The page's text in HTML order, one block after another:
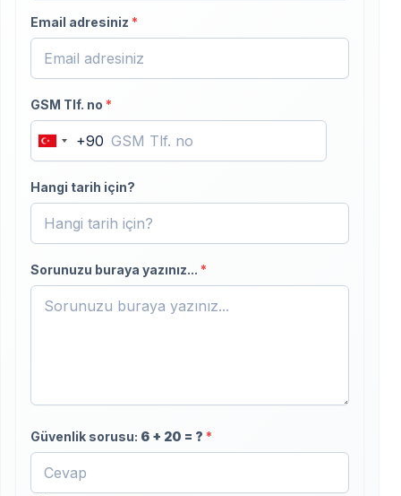
Email adresiniz *
GSM Tlf. no *
Turkey
+90
+90
Hangi tarih için?
Sorunuzu buraya yazınız... *
Güvenlik sorusu: 6 + 20 = ? *